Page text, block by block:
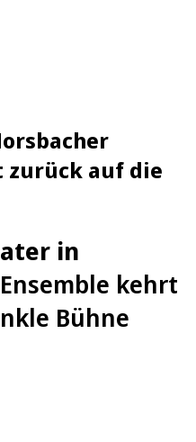
zurück auf die
in
kehrt
Bühne